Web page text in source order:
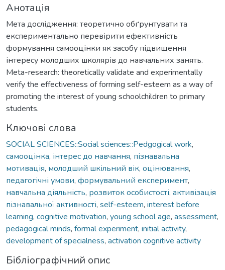
Анотація
Мета дослідження: теоретично обґрунтувати та
експериментально перевірити ефективність
формування самооцінки як засобу підвищення
інтересу молодших школярів до навчальних занять.
Meta-research: theoretically validate and experimentally
verify the effectiveness of forming self-esteem as a way of
promoting the interest of young schoolchildren to primary
students.
Ключові слова
SOCIAL SCIENCES::Social sciences::Pedgogical work,
самооцінка, інтерес до навчання, пізнавальна
мотивація, молодший шкільний вік, оцінювання,
педагогічні умови, формувальний експеримент,
навчальна діяльність, розвиток особистості, активізація
пізнавальної активності, self-esteem, interest before
learning, cognitive motivation, young school age, assessment,
pedagogical minds, formal experiment, initial activity,
development of specialness, activation cognitive activity
Бібліографічний опис